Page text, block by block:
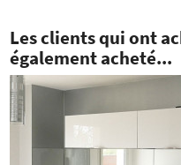
Les clients qui ont
également acheté...